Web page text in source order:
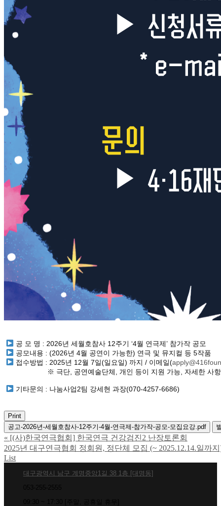
공 모 명 : 2026년 세월호참사 12주기 ‘4월 연극제’ 참가작 공모
공모내용 : (2026년 4월 공연이 가능한) 연극 및 뮤지컬 등 5작품
접수방법 : 2025년 12월 7일(일요일) 까지 / 이메일(
※ 극단, 공연예술단체, 개인 등이 지원 가능, 자세한 사항은
기타문의 : 나눔사업2팀 강세현 과장(070-4257-6686)
Print
공고-2026년-세월호참사-12주기-4월-연극제-참가작-공모-모집요강.pdf
« [(사)한국연극협회] 한국연극 건강검진2 난장토론회
2025년 대구연극협회 정회원, 정단체 모집 (~ 2025.12.14.일까
List
대구광역시 남구 계명중앙1길 38 1층 [대명동]